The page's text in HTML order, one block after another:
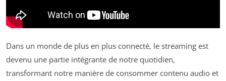
Dans un monde de plus en plus connecté, le streaming est
devenu une partie intégrante de notre quotidien,
transformant notre manière de consommer contenu audio et